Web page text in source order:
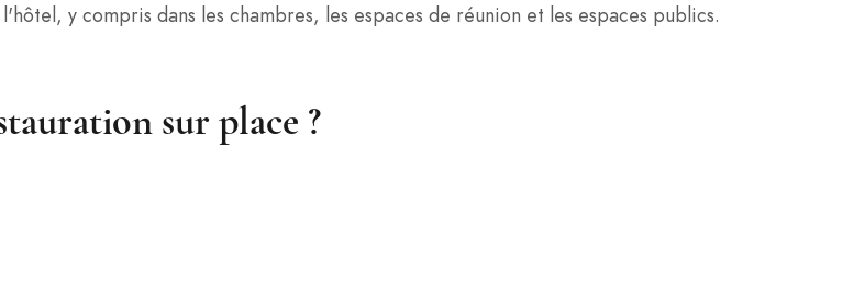
y compris dans les chambres, les espaces de réunion et les espaces publics.
sur place ?